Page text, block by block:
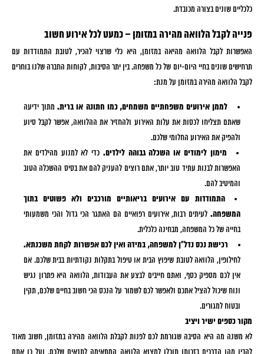
כלכליים שונים בצורה מכובדת.
פנייה לקבל הלוואה מהירה במזומן – כמעט לכל אירוע חשוב
האפשרות לקבל הלוואה מהיאה במזומן, היא כלי שרצוי להכיר, לטובת התמודדות עם
תרחישים שונים בחיי היום-יום של כל משפחה. בין יתר הסיבות, לקוחות החברה שלנו בוחרים
לקבל הלוואה מהירה במזומן על מנת:
לממן אירועים משפחתיים משמחים, כמו חתונה או ברית.מתוך ידיעה
שאתם תצליחו לכסות את עלות האירוע ולהחזיר את ההלוואה, אפשר לקבל סיוע
ולהפיק את האירוע החלומי שלכם.
מימון לימודים או השכלה גבוהה לילדים. כדי לא למנוע מהילדים את
האפשרות לבנות עתיד טוב יותר, אתם רוצים להעניק להם את בסיס ההשכלה הטוב
והמיטיב להם.
התמודדות עם אירועים בריאותיים מורכבים ולא פשוטים בתוך
המשפחה. לעיתים רבות, אירועים רפואיים הם האתגר הכי גדול והכי משמעותי
בחייה של כל המשפחה, מבחינה כלכלית.
רכישת נכס נדל"ן למשפחה, במידה ואין לכם אפשרות לקחת משכנתא.
לחילופין, הלוואה לטובת שיפוץ הבית או טיפול בתקלות נקודתיות בבית שלכם. אם
אין לכם מספיק כסף, ואתם חייבים לבצע את העבודות, הלוואה היא פתרון נגיש
ונוח שיכול להציל אתכם ולאפשר לכם לשמור על הנכס הכי חשוב בחיים שלכם, תקין
ובטוח למגורים.
מקור כספים ישיר ויציב
לא משנה מה היא הסיבה שגורמת לכם לפנות לקבלת הלוואה מהירה במזומן, חשוב מאוד